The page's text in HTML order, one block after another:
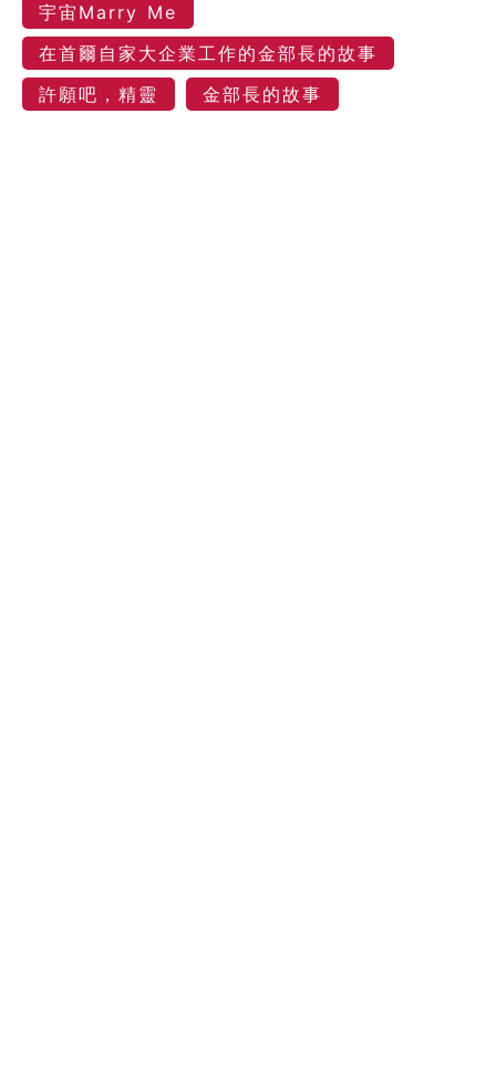
宇宙Marry Me
在首爾自家大企業工作的金部長的故事
許願吧，精靈
金部長的故事